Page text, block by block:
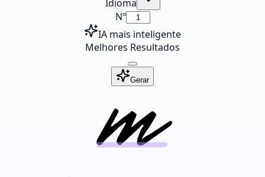
Idioma
Nº
IA mais inteligente
Melhores Resultados
Gerar